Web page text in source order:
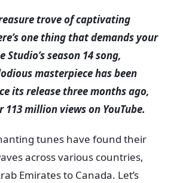
trove of captivating
one thing that demands your
Studio’s season 14 song,
masterpiece has been
its release three months ago,
million views on YouTube.
tunes have found their
across various countries,
Emirates to Canada. Let’s